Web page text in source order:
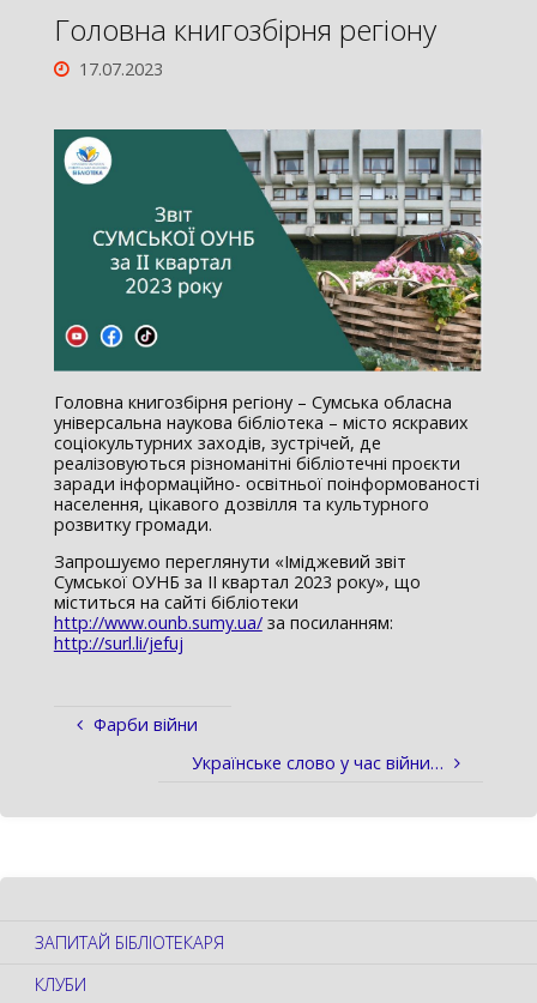
Головна книгозбірня регіону
17.07.2023
Головна книгозбірня регіону – Сумська обласна
універсальна наукова бібліотека – місто яскравих
соціокультурних заходів, зустрічей, де
реалізовуються різноманітні бібліотечні проєкти
заради інформаційно- освітньої поінформованості
населення, цікавого дозвілля та культурного
розвитку громади.
Запрошуємо переглянути «Іміджевий звіт
Сумської ОУНБ за IІ квартал 2023 року», що
міститься на сайті бібліотеки
http://www.ounb.sumy.ua/за посиланням:
http://surl.li/jefuj
Фарби війни
Українське слово у час війни…
ЗАПИТАЙ БІБЛІОТЕКАРЯ
КЛУБИ